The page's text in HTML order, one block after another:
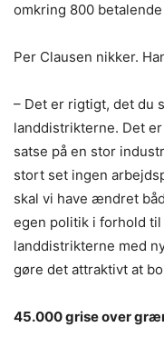
omkring 800
Per Clausen nikker.
– Det er rigtigt, det du
landdistrikterne. Det
satse på en stor
stort set ingen
skal vi have ændret
egen politik i forhold
landdistrikterne med
gøre det attraktivt at
45.000 grise over